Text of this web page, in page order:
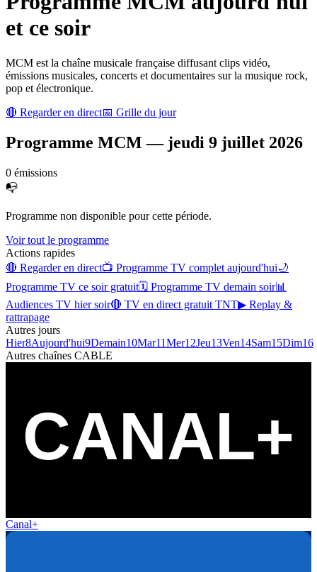
et ce soir
MCM est la chaîne musicale française diffusant clips vidéo,
émissions musicales, concerts et documentaires sur la musique rock,
pop et électronique.
🔴 Regarder en direct📅 Grille du jour
Programme MCM — jeudi 9 juillet 2026
0 émissions
📭
Programme non disponible pour cette période.
Voir tout le programme
Actions rapides
🔴 Regarder en direct📺 Programme TV complet aujourd'hui🌙
Programme TV ce soir gratuit🗓 Programme TV demain soir📊
Audiences TV hier soir🔴 TV en direct gratuit TNT▶ Replay &
rattrapage
Autres jours
Hier8Aujourd'hui9Demain10Mar11Mer12Jeu13Ven14Sam15Dim16
Autres chaînes CABLE
Canal+